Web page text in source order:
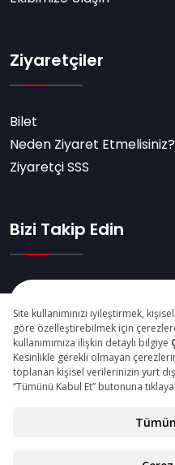
Ziyaretçiler
Bilet
Neden Ziyaret Etmelisiniz?
Ziyaretçi SSS
Bizi Takip Edin